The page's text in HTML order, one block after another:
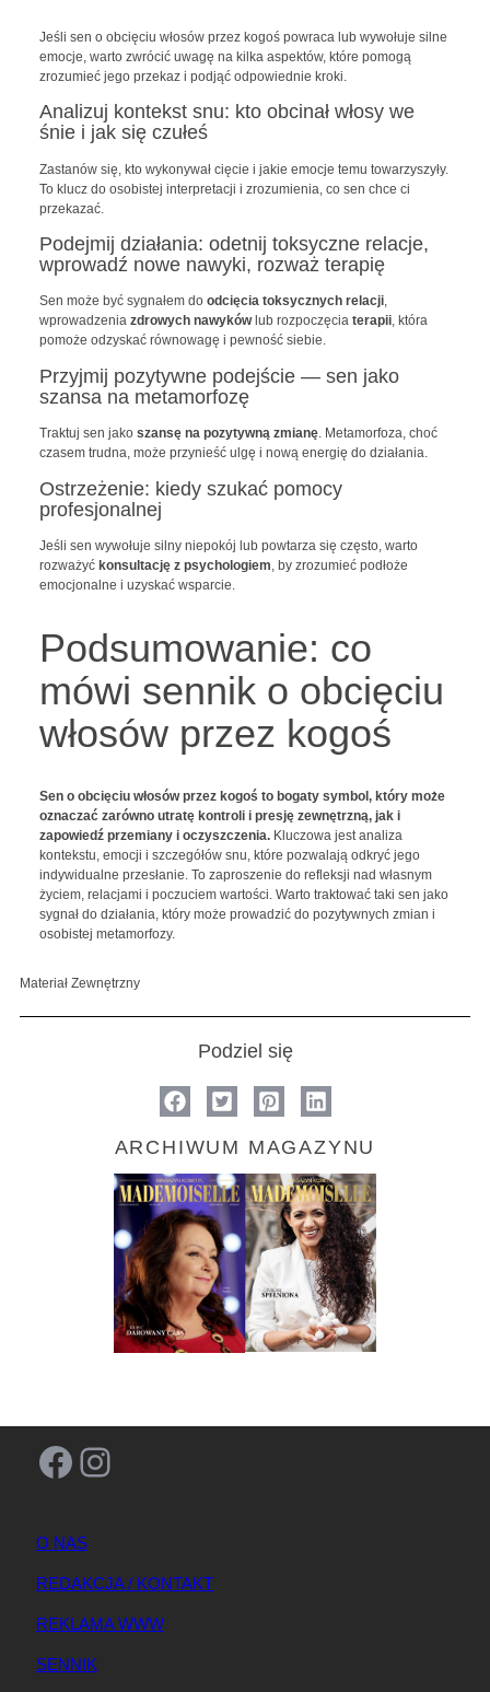
Jeśli sen o obcięciu włosów przez kogoś powraca lub wywołuje silne
emocje, warto zwrócić uwagę na kilka aspektów, które pomogą
zrozumieć jego przekaz i podjąć odpowiednie kroki.
Analizuj kontekst snu: kto obcinał włosy we
śnie i jak się czułeś
Zastanów się, kto wykonywał cięcie i jakie emocje temu towarzyszyły.
To klucz do osobistej interpretacji i zrozumienia, co sen chce ci
przekazać.
Podejmij działania: odetnij toksyczne relacje,
wprowadź nowe nawyki, rozważ terapię
Sen może być sygnałem do odcięcia toksycznych relacji,
wprowadzenia zdrowych nawykówlub rozpoczęcia terapii, która
pomoże odzyskać równowagę i pewność siebie.
Przyjmij pozytywne podejście — sen jako
szansa na metamorfozę
Traktuj sen jako szansę na pozytywną zmianę. Metamorfoza, choć
czasem trudna, może przynieść ulgę i nową energię do działania.
Ostrzeżenie: kiedy szukać pomocy
profesjonalnej
Jeśli sen wywołuje silny niepokój lub powtarza się często, warto
rozważyć konsultację z psychologiem, by zrozumieć podłoże
emocjonalne i uzyskać wsparcie.
Podsumowanie: co
mówi sennik o obcięciu
włosów przez kogoś
Sen o obcięciu włosów przez kogoś to bogaty symbol, który może
oznaczać zarówno utratę kontroli i presję zewnętrzną, jak i
zapowiedź przemiany i oczyszczenia.Kluczowa jest analiza
kontekstu, emocji i szczegółów snu, które pozwalają odkryć jego
indywidualne przesłanie. To zaproszenie do refleksji nad własnym
życiem, relacjami i poczuciem wartości. Warto traktować taki sen jako
sygnał do działania, który może prowadzić do pozytywnych zmian i
osobistej metamorfozy.
Materiał Zewnętrzny
Podziel się
ARCHIWUM MAGAZYNU
Facebook Instagram
O NAS
REDAKCJA / KONTAKT
REKLAMA WWW
SENNIK